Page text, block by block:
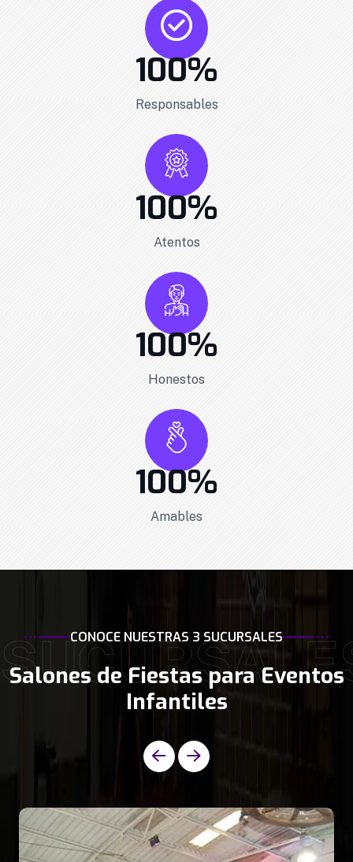
100%
Responsables
100%
Atentos
100%
Honestos
100%
Amables
CONOCE NUESTRAS 3 SUCURSALES
Salones de Fiestas para Eventos
Infantiles